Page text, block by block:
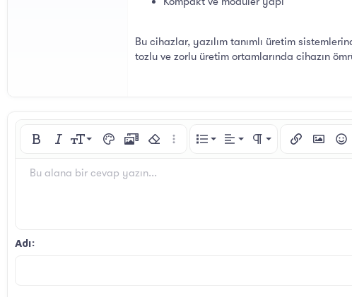
Bu cihazlar, yazılım tanımlı üretim
tozlu ve zorlu üretim ortamlarında cihazın
Kalın YatıkYazı boyutuMetin rengi
MedyaBiçimlendirmeyi kaldır
Daha fazla seçenek…
List
Sıralı liste
Hizalama yötemleri
Sola hizalaParagraf biçimi
Normal Bağlantı ekle
Resim
Yazı tipi Arial
Üzeri çizik
Altını çizSatır içi kodSatır içi spoiler
Spoyler
Kod
Bu alana bir cevap yazın...
Adı